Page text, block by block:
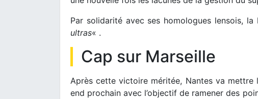
Par solidarité avec ses homologues lensois,
ultras« .
Cap sur Marseille
Après cette victoire méritée, Nantes va
end prochain avec l’objectif de ramener des